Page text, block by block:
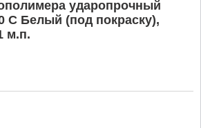
ударопрочный
C Белый (под покраску),
м.п.